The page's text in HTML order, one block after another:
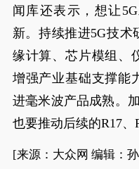
闻库还表示，想让
新。持续推进5G技术
缘计算、芯片模组、
增强产业基础支撑能
进毫米波产品成熟。
也要推动后续的R17、
[来源：大众网 编辑：